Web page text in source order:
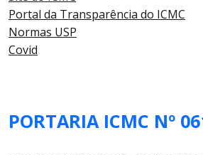
Portal da Transparência do ICMC
Normas USP
Covid
PORTARIA ICMC Nº